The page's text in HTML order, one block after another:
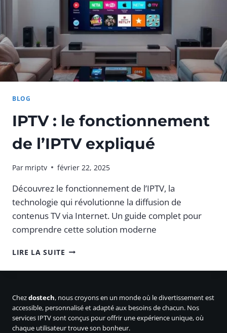
BLOG
IPTV : le fonctionnement
de l’IPTV expliqué
Par mriptv février 22, 2025
Découvrez le fonctionnement de l’IPTV, la
technologie qui révolutionne la diffusion de
contenus TV via Internet. Un guide complet pour
comprendre cette solution moderne
LIRE LA SUITE IPTV
LE
L’IPTV
EXPLIQUÉ
Chezdostech, nous croyons en un monde où le divertissement est
accessible, personnalisé et adapté aux besoins de chacun. Nos
services IPTV sont conçus pour offrir une expérience unique, où
chaque utilisateur trouve son bonheur.